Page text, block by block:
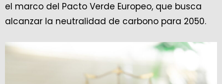
el marco del Pacto Verde Europeo, que busca
alcanzar la neutralidad de carbono para 2050.